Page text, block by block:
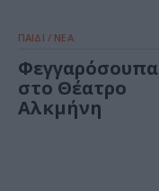
ΠΑΙΔΙ / ΝΕΑ
Φεγγαρόσουπα
στο Θέατρο
Αλκμήνη